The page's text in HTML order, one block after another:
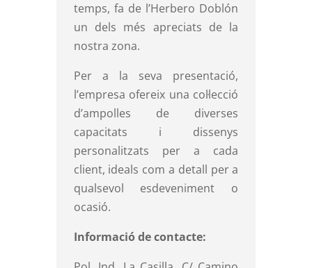
temps, fa de l’Herbero Doblón
un dels més apreciats de la
nostra zona.
Per a la seva presentació,
l’empresa ofereix una col·lecció
d’ampolles de diverses
capacitats i dissenys
personalitzats per a cada
client, ideals com a detall per a
qualsevol esdeveniment o
ocasió.
Informació de contacte: